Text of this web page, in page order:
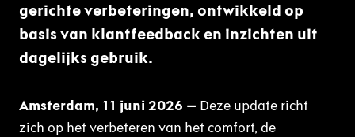
gerichte verbeteringen, ontwikkeld op
basis van klantfeedback en inzichten uit
dagelijks gebruik.
Amsterdam, 11 juni 2026 – Deze update richt
zich op het verbeteren van het comfort, de